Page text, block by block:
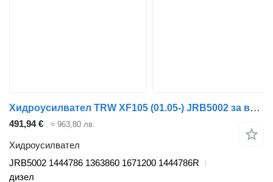
Хидроусилвател TRW XF105 (01.05-) JRB5002 за влекач DAF XF95, XF105 (2001-2014)
491,94 € ≈ 963,80 лв.
Хидроусилвател
JRB5002 1444786 1363860 1671200 1444786R
дизел